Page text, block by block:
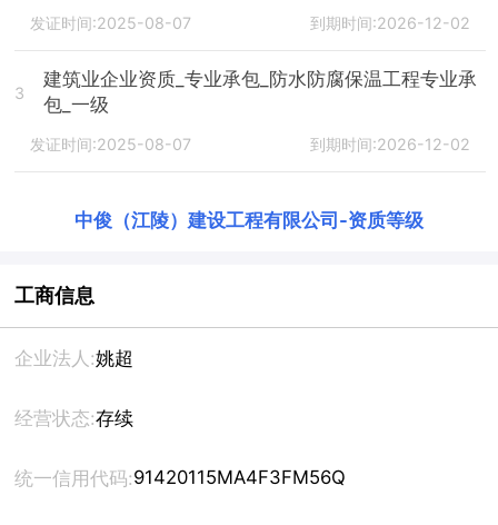
发证时间:2025-08-07 到期时间:2026-12-02
3
建筑业企业资质_专业承包_防水防腐保温工程专业承
包_一级
发证时间:2025-08-07 到期时间:2026-12-02
中俊（江陵）建设工程有限公司 -资质等级
工商信息
企业法人:姚超
经营状态:存续
统一信用代码:91420115MA4F3FM56Q